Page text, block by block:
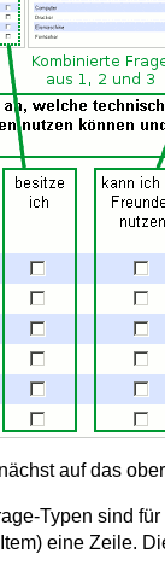
auf das
Typen sind
eine Zeile.